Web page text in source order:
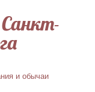
и обычаи